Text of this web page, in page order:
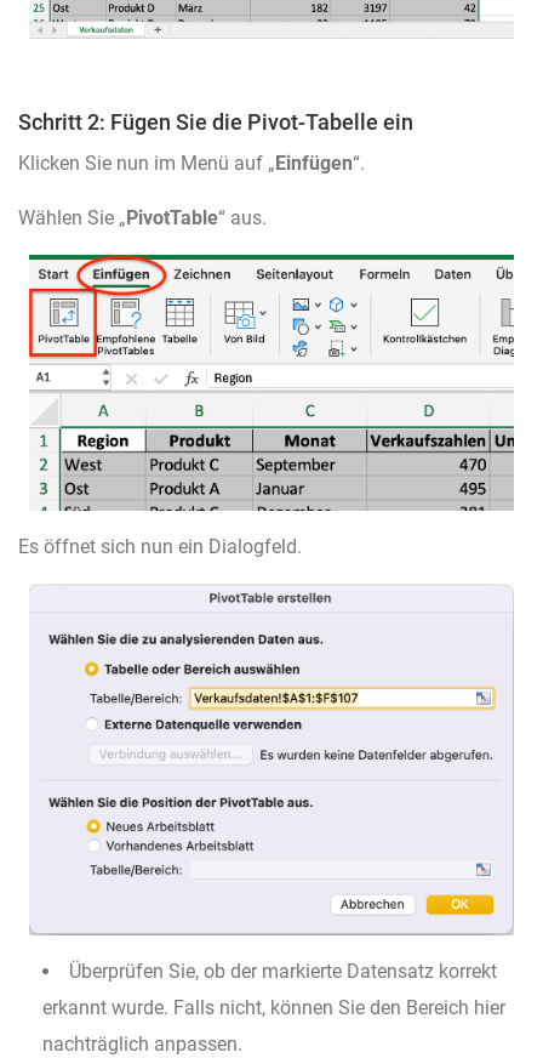
Schritt 2: Fügen Sie die Pivot-Tabelle ein
Klicken Sie nun im Menü auf „Einfügen“.
Wählen Sie „PivotTable“ aus.
Es öffnet sich nun ein Dialogfeld.
Überprüfen Sie, ob der markierte Datensatz korrekt
erkannt wurde. Falls nicht, können Sie den Bereich hier
nachträglich anpassen.